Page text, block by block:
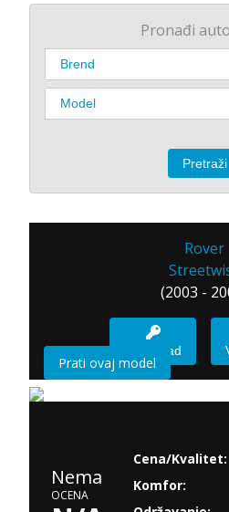
Pronađi
Rover
(2003 -
Imam sad
Prati ovaj model
Nema
OCENA
Cena/Kvalitet:
Komfor: